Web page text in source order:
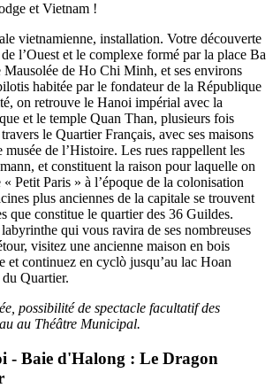
et Vietnam !
vietnamienne, installation. Votre découverte
l’Ouest et le complexe formé par la place Ba
de Ho Chi Minh, et ses environs
habitée par le fondateur de la République
on retrouve le Hanoi impérial avec la
et le temple Quan Than, plusieurs fois
le Quartier Français, avec ses maisons
musée de l’Histoire. Les rues rappellent les
et constituent la raison pour laquelle on
Petit Paris » à l’époque de la colonisation
plus anciennes de la capitale se trouvent
que constitue le quartier des 36 Guildes.
qui vous ravira de ses nombreuses
visitez une ancienne maison en bois
et continuez en cyclò jusqu’au lac Hoan
Quartier.
possibilité de spectacle facultatif des
au Théâtre Municipal.
- Baie d'Halong : Le Dragon